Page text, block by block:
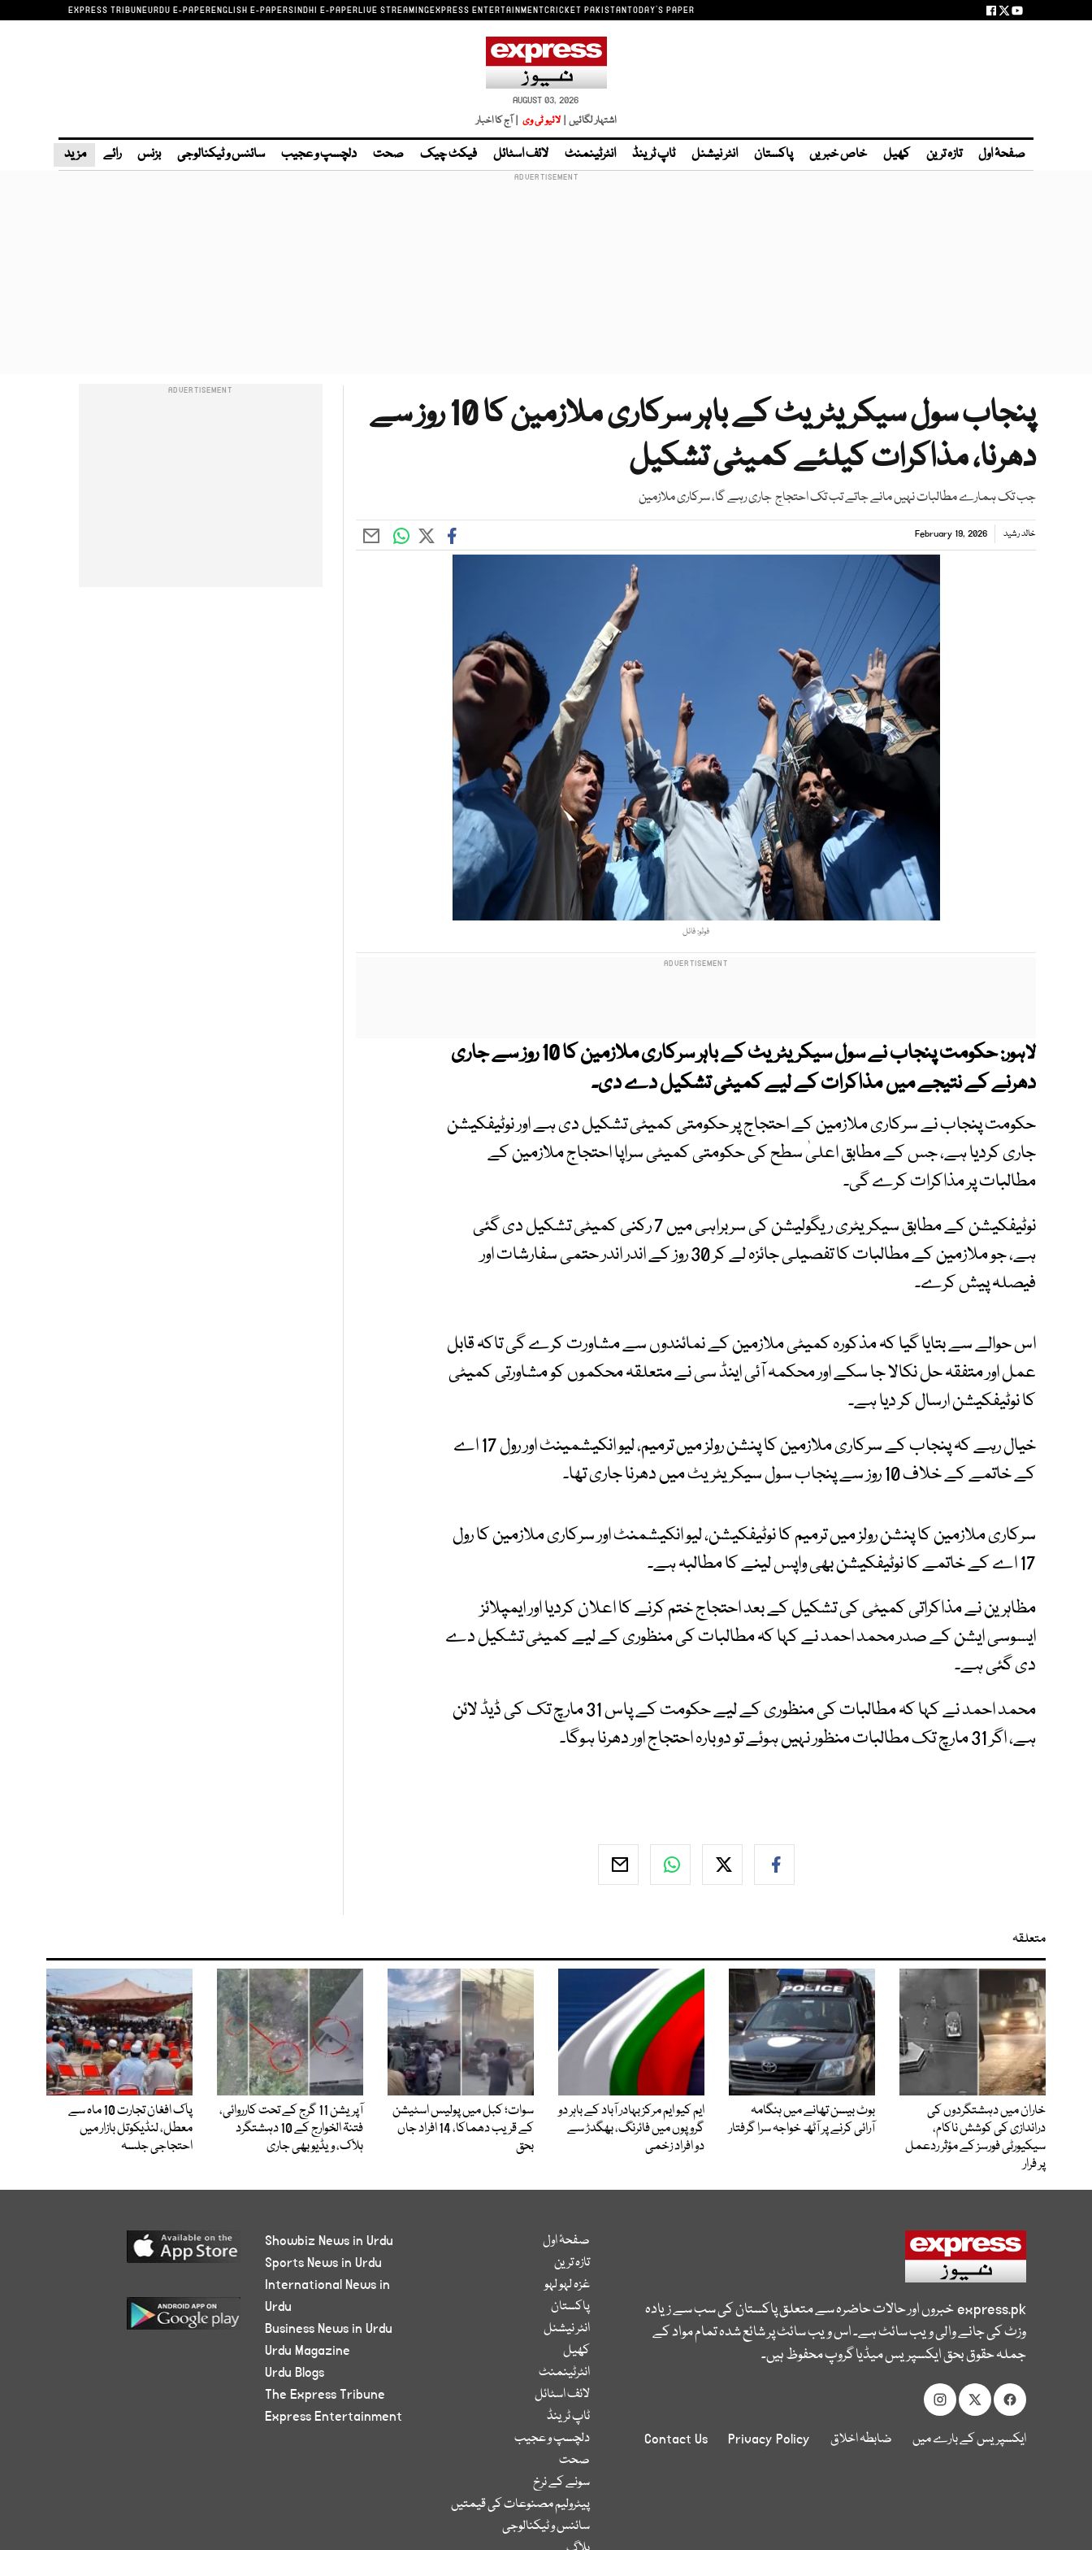
EXPRESS TRIBUNEURDU E-PAPERENGLISH E-PAPERSINDHI E-PAPERLIVE STREAMINGEXPRESS ENTERTAINMENTCRICKET PAKISTANTODAY'S PAPER
AUGUST 03, 2026
اشتہار لگائیں | لائیو ٹی وی | آج کا اخبار
صفحۂ اول تازہ ترین کھیل خاص خبریں پاکستان انٹر نیشنل ٹاپ ٹرینڈ انٹرٹینمنٹ لائف اسٹائل فیکٹ چیک صحت دلچسپ و عجیب سائنس و ٹیکنالوجی بزنس رائے مزید
پنجاب سول سیکریٹریٹ کے باہر سرکاری ملازمین کا 10 روز سے
دھرنا، مذاکرات کیلئے کمیٹی تشکیل
جب تک ہمارے مطالبات نہیں مانے جاتے تب تک احتجاج جاری رہے گا، سرکاری ملازمین
خالد رشید February 19, 2026
فوٹو: فائل
لاہور:
حکومت پنجاب نے سول سیکریٹریٹ کے باہر سرکاری ملازمین کا 10 روز سے جاری
دھرنے کے نتیجے میں مذاکرات کے لیے کمیٹی تشکیل دے دی۔
حکومت پنجاب نے سرکاری ملازمین کے احتجاج پر حکومتی کمیٹی تشکیل دی ہے اور نوٹیفکیشن
جاری کردیا ہے، جس کے مطابق اعلیٰ سطح کی حکومتی کمیٹی سراپا احتجاج ملازمین کے
مطالبات پر مذاکرات کرے گی۔
نوٹیفکیشن کے مطابق سیکریٹری ریگولیشن کی سربراہی میں 7 رکنی کمیٹی تشکیل دی گئی
ہے، جو ملازمین کے مطالبات کا تفصیلی جائزہ لے کر 30 روز کے اندر اندر حتمی سفارشات اور
فیصلہ پیش کرے۔
اس حوالے سے بتایا گیا کہ مذکورہ کمیٹی ملازمین کے نمائندوں سے مشاورت کرے گی تاکہ قابل
عمل اور متفقہ حل نکالا جا سکے اور محکمہ آئی اینڈ سی نے متعلقہ محکموں کو مشاورتی کمیٹی
کا نوٹیفکیشن ارسال کر دیا ہے۔
خیال رہے کہ پنجاب کے سرکاری ملازمین کا پنشن رولز میں ترمیم، لیو انکیشمینٹ اور رول 17 اے
کے خاتمے کے خلاف 10 روز سے پنجاب سول سیکریٹریٹ میں دھرنا جاری تھا۔
سرکاری ملازمین کا پنشن رولز میں ترمیم کا نوٹیفکیشن، لیو انکیشمنٹ اور سرکاری ملازمین کا رول
17 اے کے خاتمے کا نوٹیفکیشن بھی واپس لینے کا مطالبہ ہے۔
مظاہرین نے مذاکراتی کمیٹی کی تشکیل کے بعد احتجاج ختم کرنے کا اعلان کردیا اور ایمپلائز
ایسوسی ایشن کے صدر محمد احمد نے کہا کہ مطالبات کی منظوری کے لیے کمیٹی تشکیل دے
دی گئی ہے۔
محمد احمد نے کہا کہ مطالبات کی منظوری کے لیے حکومت کے پاس 31 مارچ تک کی ڈیڈ لائن
ہے، اگر 31 مارچ تک مطالبات منظور نہیں ہوئے تو دوبارہ احتجاج اور دھرنا ہوگا۔
متعلقہ
خاران میں دہشتگردوں کی
دراندازی کی کوشش ناکام،
سیکیورٹی فورسز کے مؤثر ردعمل
پر فرار
بوٹ بیسن تھانے میں ہنگامہ
آرائی کرنے پر آٹھ خواجہ سرا گرفتار
ایم کیو ایم مرکز بہادر آباد کے باہر دو
گروپوں میں فائرنگ، بھگدڑ سے
دو افراد زخمی
سوات؛ کبل میں پولیس اسٹیشن
کے قریب دھماکا، 14 افراد جاں
بحق
آپریشن 11 گرج کے تحت کارروائی،
فتنۃ الخوارج کے 10 دہشتگرد
ہلاک، ویڈیو بھی جاری
پاک افغان تجارت 10 ماہ سے
معطل، لنڈیکوتل بازار میں
احتجاجی جلسہ
express.pkخبروں اور حالات حاضرہ سے متعلق پاکستان کی سب سے زیادہ
وزٹ کی جانے والی ویب سائٹ ہے۔ اس ویب سائٹ پر شائع شدہ تمام مواد کے
جملہ حقوق بحق ایکسپریس میڈیا گروپ محفوظ ہیں۔
ایکسپریس کے بارے میں ضابطہ اخلاق Privacy Policy
Contact Us
صفحۂ اول
تازہ ترین
غزہ لہو لہو
پاکستان
انٹر نیشنل
کھیل
انٹرٹینمنٹ
لائف اسٹائل
ٹاپ ٹرینڈ
دلچسپ و عجیب
صحت
سونے کے نرخ
پیٹرولیم مصنوعات کی قیمتیں
سائنس و ٹیکنالوجی
Showbiz News in Urdu
Sports News in Urdu
International News in
Urdu
Business News in Urdu
Urdu Magazine
Urdu Blogs
The Express Tribune
Express Entertainment